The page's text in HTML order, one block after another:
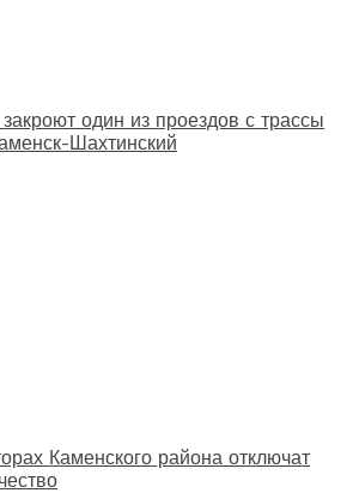
один из проездов с трассы
Шахтинский
Каменского района отключат